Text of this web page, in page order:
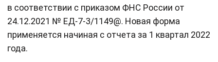
в соответствии с приказом ФНС России от
24.12.2021 № ЕД-7-3/1149@. Новая форма
применяется начиная с отчета за 1 квартал 2022
года.